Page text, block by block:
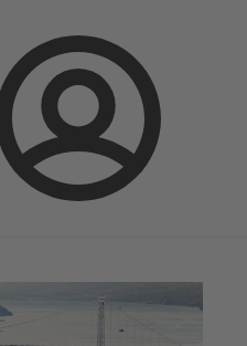
Connexion
KSB Select Recherche